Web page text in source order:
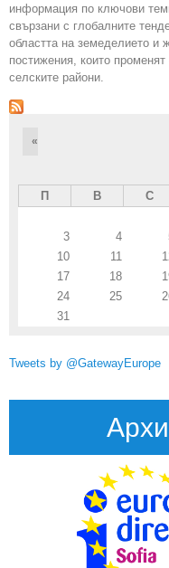
информация по ключови
свързани с глобалните
областта на земеделието и
постижения, които
селските райони.
«
П В С
3
4
10
11
17
18
24
25
31
Tweets by @GatewayEurope